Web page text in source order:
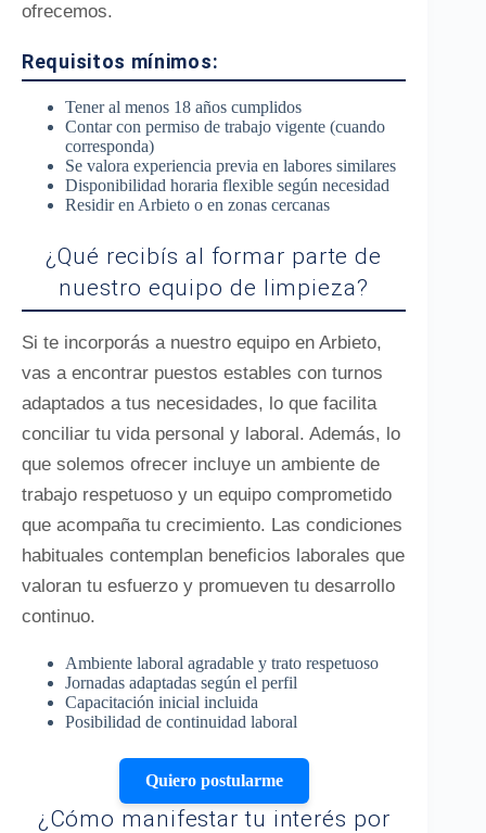
ofrecemos.
Requisitos mínimos:
Tener al menos 18 años cumplidos
Contar con permiso de trabajo vigente (cuando
corresponda)
Se valora experiencia previa en labores similares
Disponibilidad horaria flexible según necesidad
Residir en Arbieto o en zonas cercanas
¿Qué recibís al formar parte de
nuestro equipo de limpieza?
Si te incorporás a nuestro equipo en Arbieto,
vas a encontrar puestos estables con turnos
adaptados a tus necesidades, lo que facilita
conciliar tu vida personal y laboral. Además, lo
que solemos ofrecer incluye un ambiente de
trabajo respetuoso y un equipo comprometido
que acompaña tu crecimiento. Las condiciones
habituales contemplan beneficios laborales que
valoran tu esfuerzo y promueven tu desarrollo
continuo.
Ambiente laboral agradable y trato respetuoso
Jornadas adaptadas según el perfil
Capacitación inicial incluida
Posibilidad de continuidad laboral
Quiero postularme
¿Cómo manifestar tu interés por